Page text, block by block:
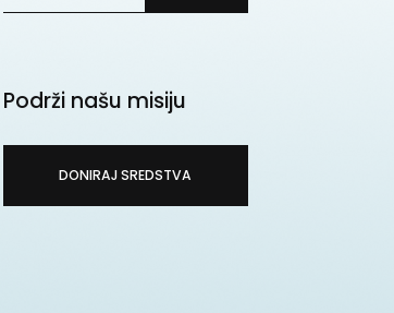
Podrži našu misiju
DONIRAJ SREDSTVA